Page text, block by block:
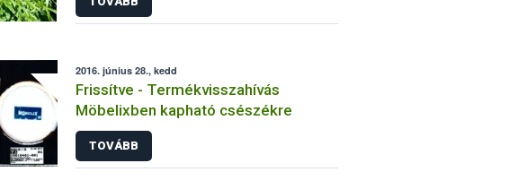
2016. június 28., kedd
Frissítve - Termékvisszahívás
Möbelixben kapható csészékre
TOVÁBB